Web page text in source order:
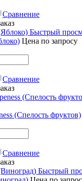
Сравнение
Быстрый
Цена по запросу
Сравнение
(Спелость фруктов)
Сравнение
Быстрый